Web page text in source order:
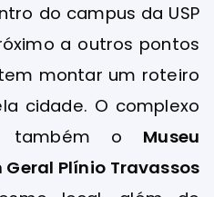
do campus da USP
a outros pontos
montar um roteiro
cidade. O complexo
também o Museu
Plínio Travassos